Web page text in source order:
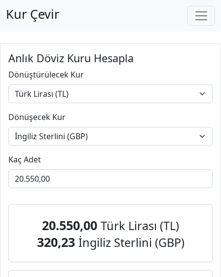
Kur Çevir
Anlık Döviz Kuru Hesapla
Dönüştürülecek Kur
Dönüşecek Kur
Kaç Adet
20.550,00 Türk Lirası (TL)
320,23 İngiliz Sterlini (GBP)